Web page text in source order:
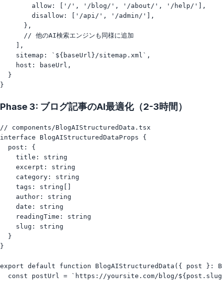
        allow: ['/', '/blog/', '/about/', '/help/'],
        disallow: ['/api/', '/admin/'],
      },
      // 他のAI検索エンジンも同様に追加
    ],
    sitemap: `${baseUrl}/sitemap.xml`,
    host: baseUrl,
  }
Phase 3: ブログ記事のAI最適化（2-3時間）
// components/BlogAIStructuredData.tsx
interface BlogAIStructuredDataProps {
  post: {
    title: string
    excerpt: string
    category: string
    tags: string[]
    author: string
    date: string
    readingTime: string
    slug: string
  }
}
export default function BlogAIStructuredData({ post }:
const postUrl = `https://yoursite.com/blog/